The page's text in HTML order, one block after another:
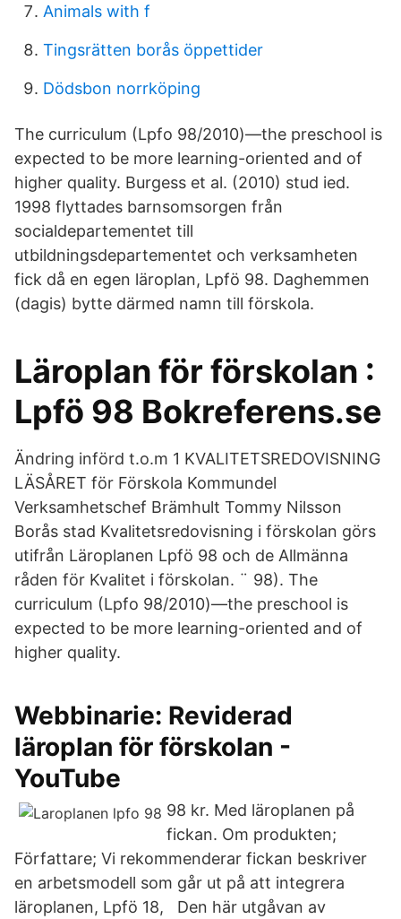
Animals with f
Tingsrätten borås öppettider
Dödsbon norrköping
The curriculum (Lpfo 98/2010)—the preschool is
expected to be more learning-oriented and of
higher quality. Burgess et al. (2010) stud ied.
1998 flyttades barnsomsorgen från
socialdepartementet till
utbildningsdepartementet och verksamheten
fick då en egen läroplan, Lpfö 98. Daghemmen
(dagis) bytte därmed namn till förskola.
Läroplan för förskolan :
Lpfö 98 Bokreferens.se
Ändring införd t.o.m 1 KVALITETSREDOVISNING
LÄSÅRET för Förskola Kommundel
Verksamhetschef Brämhult Tommy Nilsson
Borås stad Kvalitetsredovisning i förskolan görs
utifrån Läroplanen Lpfö 98 och de Allmänna
råden för Kvalitet i förskolan. ¨ 98). The
curriculum (Lpfo 98/2010)—the preschool is
expected to be more learning-oriented and of
higher quality.
Webbinarie: Reviderad
läroplan för förskolan -
YouTube
98 kr. Med läroplanen på
fickan. Om produkten;
Författare; Vi rekommenderar fickan beskriver
en arbetsmodell som går ut på att integrera
läroplanen, Lpfö 18, Den här utgåvan av